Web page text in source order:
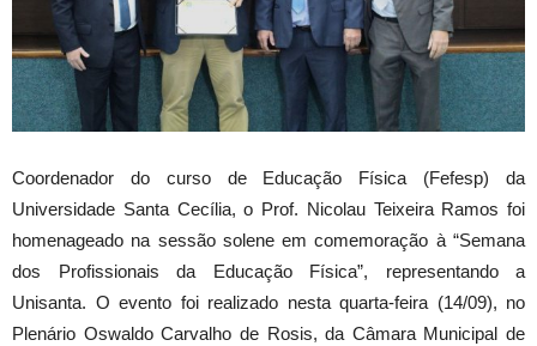
Coordenador do curso de Educação Física (Fefesp) da
Universidade Santa Cecília, o Prof. Nicolau Teixeira Ramos foi
homenageado na sessão solene em comemoração à “Semana
dos Profissionais da Educação Física”, representando a
Unisanta. O evento foi realizado nesta quarta-feira (14/09), no
Plenário Oswaldo Carvalho de Rosis, da Câmara Municipal de